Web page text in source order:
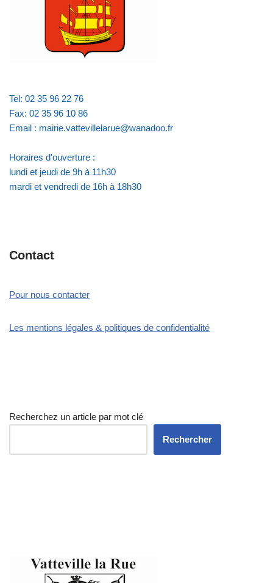
Tel: 02 35 96 22 76
Fax: 02 35 96 10 86
Email : mairie.vattevillelarue@wanadoo.fr
Horaires d'ouverture :
lundi et jeudi de 9h à 11h30
mardi et vendredi de 16h à 18h30
Contact
Pour nous contacter
Les mentions légales & politiques de confidentialité
Recherchez un article par mot clé
Rechercher